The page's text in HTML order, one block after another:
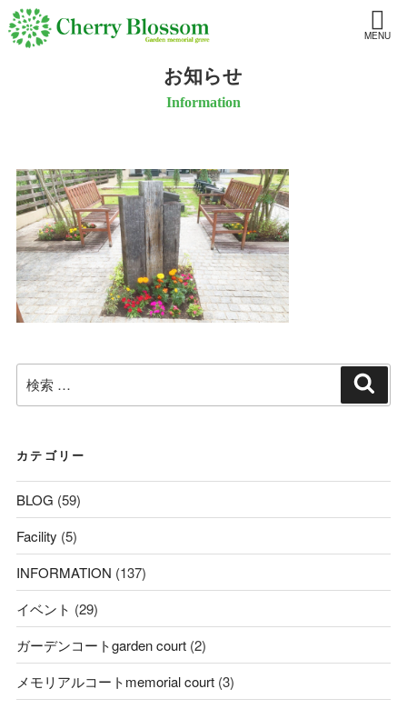
MENU
お知らせ
Information
検
索:
カテゴリー
BLOG (59)
Facility (5)
INFORMATION (137)
イベント (29)
ガーデンコートgarden court(2)
メモリアルコートmemorial court(3)